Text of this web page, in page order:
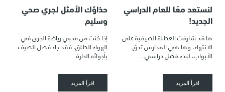
لنستعد معًا للعام الدراسي
الجديد!
ها قد شارفت العطلة الصيفية على
الانتهاء، وها هي المدارس تدق
الأبواب، لبدء فصل دراسي…
اقرأ المزيد
حذاؤك الأمثل لجري صحي
وسليم
إذا كنت من محبي رياضة الجري في
الهواء الطلق، فقد جاء فصل الصيف
بأجوائه الحارة…
اقرأ المزيد